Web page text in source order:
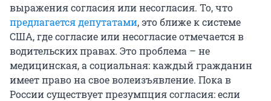
выражения согласия или несогласия. То, что
предлагается депутатами, это ближе к системе
США, где согласие или несогласие отмечается в
водительских правах. Это проблема – не
медицинская, а социальная: каждый гражданин
имеет право на свое волеизъявление. Пока в
России существует презумпция согласия: если